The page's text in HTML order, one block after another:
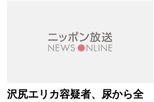
沢尻エリカ容疑者、尿から全